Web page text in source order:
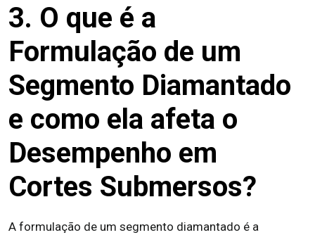
3. O que é a
Formulação de um
Segmento Diamantado
e como ela afeta o
Desempenho em
Cortes Submersos?
A formulação de um segmento diamantado é a